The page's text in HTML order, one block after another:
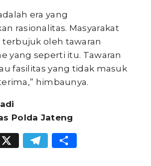
era yang
rasionalitas. Masyarakat
oleh tawaran
yang seperti itu. Tawaran
fasilitas yang tidak masuk
himbaunya.
Polda Jateng
X Telegram